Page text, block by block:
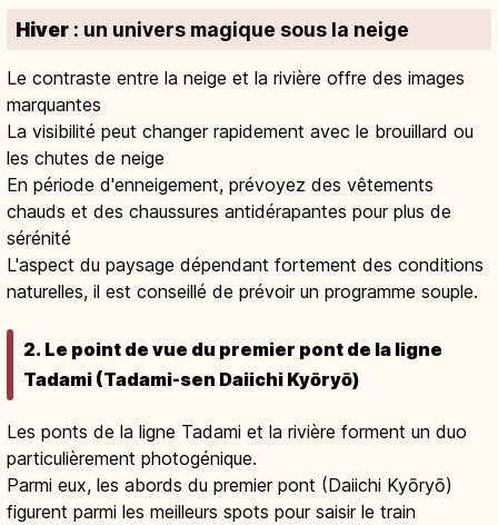
Hiver : un univers magique sous la neige
Le contraste entre la neige et la rivière offre des images
marquantes
La visibilité peut changer rapidement avec le brouillard ou
les chutes de neige
En période d'enneigement, prévoyez des vêtements
chauds et des chaussures antidérapantes pour plus de
sérénité
L'aspect du paysage dépendant fortement des conditions
naturelles, il est conseillé de prévoir un programme souple.
2. Le point de vue du premier pont de la ligne
Tadami (Tadami-sen Daiichi Kyōryō)
Les ponts de la ligne Tadami et la rivière forment un duo
particulièrement photogénique.
Parmi eux, les abords du premier pont (Daiichi Kyōryō)
figurent parmi les meilleurs spots pour saisir le train